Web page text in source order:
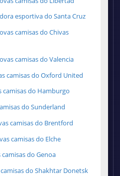
esportiva do Santa Cruz
camisas do Chivas
camisas do Valencia
camisas do Oxford United
camisas do Hamburgo
do Sunderland
camisas do Brentford
camisas do Elche
do Genoa
do Shakhtar Donetsk